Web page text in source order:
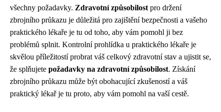
všechny požadavky. Zdravotní způsobilost pro držení
zbrojního průkazu je důležitá pro zajištění bezpečnosti a vašeho
praktického lékaře je tu od toho, aby vám pomohl ji bez
problémů splnit. Kontrolní prohlídka u praktického lékaře je
skvělou příležitostí probrat váš celkový zdravotní stav a ujistit se,
že splňujete požadavky na zdravotní způsobilost. Získání
zbrojního průkazu může být obohacující zkušeností a váš
praktický lékař je tu proto, aby vám pomohl na vaší cestě.